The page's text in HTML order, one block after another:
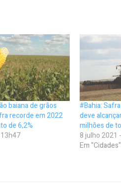
baiana de grãos
recorde em 2022
de 6,2%
#Bahia:
deve
milhões de
8 julho 2021
Em "Cidades"